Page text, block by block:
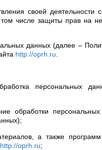
своей деятельности
числе защиты прав на
данных (далее –
http://oprh.ru
персональных
обработки
а также
http://oprh.ru;